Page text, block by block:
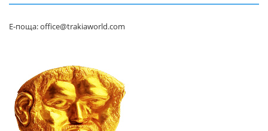
Е-поща: office@trakiaworld.com